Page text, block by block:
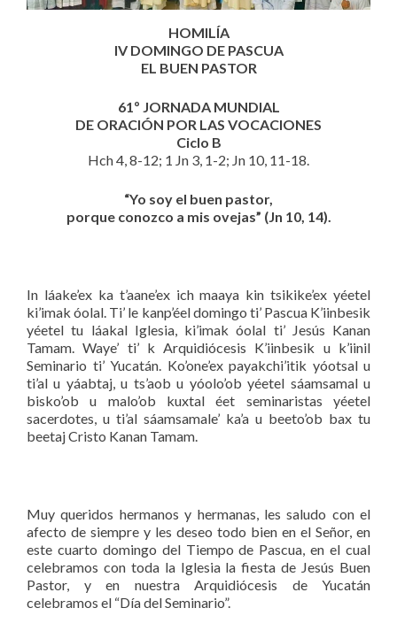
HOMILÍA
IV DOMINGO DE PASCUA
EL BUEN PASTOR
61º JORNADA MUNDIAL
DE ORACIÓN POR LAS VOCACIONES
Ciclo B
Hch 4, 8-12; 1 Jn 3, 1-2; Jn 10, 11-18.
“Yo soy el buen pastor,
porque conozco a mis ovejas” (Jn 10, 14).
In láake’ex ka t’aane’ex ich maaya kin tsikike’ex yéetel
ki’imak óolal. Ti’ le kanp’éel domingo ti’ Pascua K’iinbesik
yéetel tu láakal Iglesia, ki’imak óolal ti’ Jesús Kanan
Tamam. Waye’ ti’ k Arquidiócesis K’iinbesik u k’iinil
Seminario ti’ Yucatán. Ko’one’ex payakchi’itik yóotsal u
ti’al u yáabtaj, u ts’aob u yóolo’ob yéetel sáamsamal u
bisko’ob u malo’ob kuxtal éet seminaristas yéetel
sacerdotes, u ti’al sáamsamale’ ka’a u beeto’ob bax tu
beetaj Cristo Kanan Tamam.
Muy queridos hermanos y hermanas, les saludo con el
afecto de siempre y les deseo todo bien en el Señor, en
este cuarto domingo del Tiempo de Pascua, en el cual
celebramos con toda la Iglesia la fiesta de Jesús Buen
Pastor, y en nuestra Arquidiócesis de Yucatán
celebramos el “Día del Seminario”.